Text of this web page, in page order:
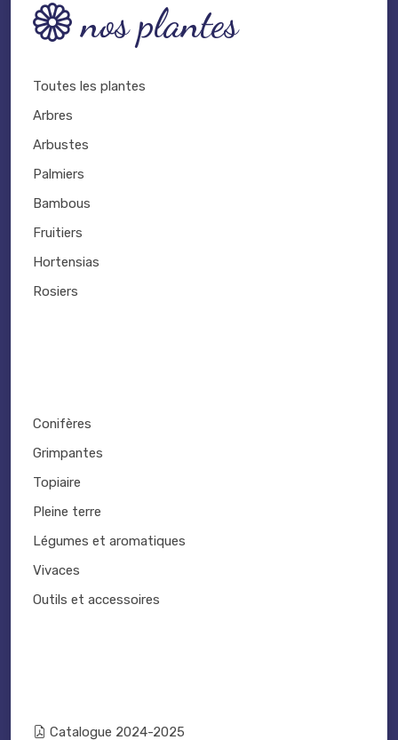
nos plantes
Toutes les plantes
Arbres
Arbustes
Palmiers
Bambous
Fruitiers
Hortensias
Rosiers
Conifères
Grimpantes
Topiaire
Pleine terre
Légumes et aromatiques
Vivaces
Outils et accessoires
Catalogue 2024-2025